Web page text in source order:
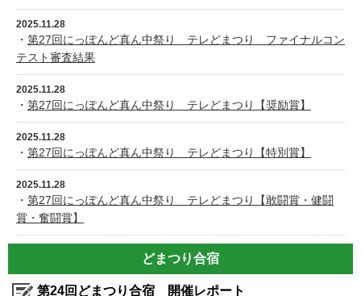
2025.11.28
・ 第27回にっぽんど真ん中祭り テレどまつり ファイナルコン
テスト審査結果
2025.11.28
・ 第27回にっぽんど真ん中祭り テレどまつり【奨励賞】
2025.11.28
・ 第27回にっぽんど真ん中祭り テレどまつり【特別賞】
2025.11.28
・ 第27回にっぽんど真ん中祭り テレどまつり【敢闘賞・健闘
賞・奮闘賞】
どまつり合宿
第24回どまつり合宿 開催レポート